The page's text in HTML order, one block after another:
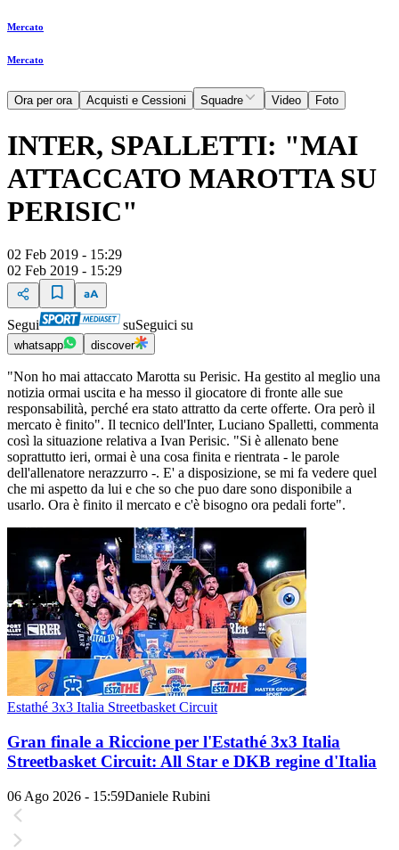
Mercato
Mercato
Ora per ora Acquisti e Cessioni Squadre Video Foto
INTER, SPALLETTI: "MAI
ATTACCATO MAROTTA SU
PERISIC"
02 Feb 2019 - 15:29
02 Feb 2019 - 15:29
Segui suSeguici su
whatsapp discover
"Non ho mai attaccato Marotta su Perisic. Ha gestito al meglio una
notizia ormai uscita e ha messo il giocatore di fronte alle sue
responsabilità, perché era stato attratto da certe offerte. Ora però il
mercato è finito". Il tecnico dell'Inter, Luciano Spalletti, commenta
così la situazione relativa a Ivan Perisic. "Si è allenato bene
soprattutto ieri, ormai è una cosa finita e rientrata - le parole
dell'allenatore nerazzurro -. E' a disposizione, se mi fa vedere quel
che mi aspetto da lui e che so che puo dare sono disponibile a
usarlo. Ora è finito il mercato e c'è bisogno ora pedali forte".
Estathé 3x3 Italia Streetbasket Circuit
Gran finale a Riccione per l'Estathé 3x3 Italia
Streetbasket Circuit: All Star e DKB regine d'Italia
06 Ago 2026 - 15:59Daniele Rubini